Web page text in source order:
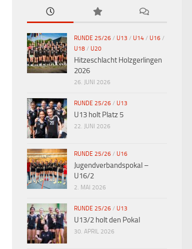
RUNDE 25/26 / U13 / U14 / U16 /
U18 / U20
Hitzeschlacht Holzgerlingen
2026
26. JUNI 2026
RUNDE 25/26 / U13
U13 holt Platz 5
22. JUNI 2026
RUNDE 25/26 / U16
Jugendverbandspokal –
U16/2
2. MAI 2026
RUNDE 25/26 / U13
U13/2 holt den Pokal
30. APRIL 2026